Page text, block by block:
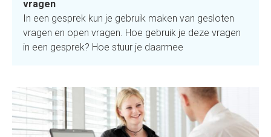
vragen
In een gesprek kun je gebruik maken van gesloten
vragen en open vragen. Hoe gebruik je deze vragen
in een gesprek? Hoe stuur je daarmee